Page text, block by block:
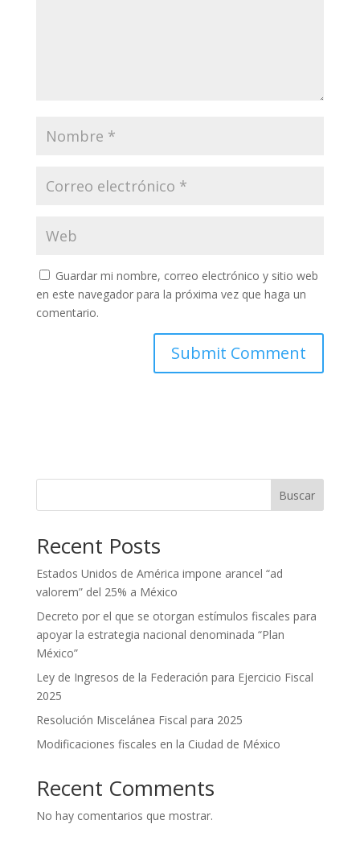
Guardar mi nombre, correo electrónico y sitio web
en este navegador para la próxima vez que haga un
comentario.
Buscar
Recent Posts
Estados Unidos de América impone arancel “ad
valorem” del 25% a México
Decreto por el que se otorgan estímulos fiscales para
apoyar la estrategia nacional denominada “Plan
México”
Ley de Ingresos de la Federación para Ejercicio Fiscal
2025
Resolución Miscelánea Fiscal para 2025
Modificaciones fiscales en la Ciudad de México
Recent Comments
No hay comentarios que mostrar.